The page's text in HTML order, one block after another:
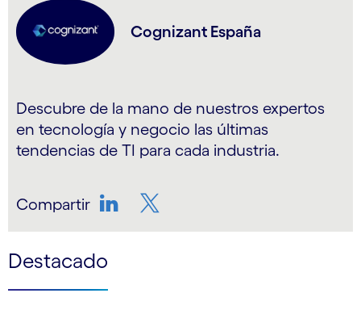
Cognizant España
Descubre de la mano de nuestros expertos
en tecnología y negocio las últimas
tendencias de TI para cada industria.
Compartir
Destacado